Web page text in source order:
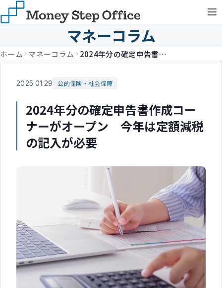
マネーコラム
ホーム マネーコラム 2024年分の確定申告書作成コーナーがオープン 今年は定額減税の記入が必要
2025.01.29 公的保険・社会保障
2024年分の確定申告書作成コー
ナーがオープン 今年は定額減税
の記入が必要